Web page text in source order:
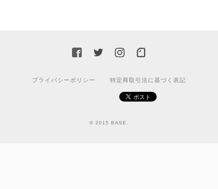
プライバシーポリシー 特定商取引法に基づく表記
© 2015 BASE.